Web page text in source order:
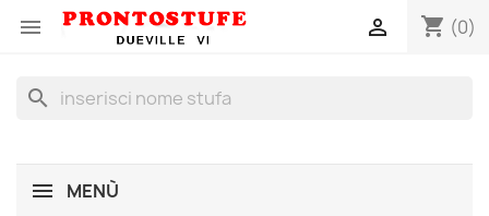
 shopping_cart (0)

search
MENÙ